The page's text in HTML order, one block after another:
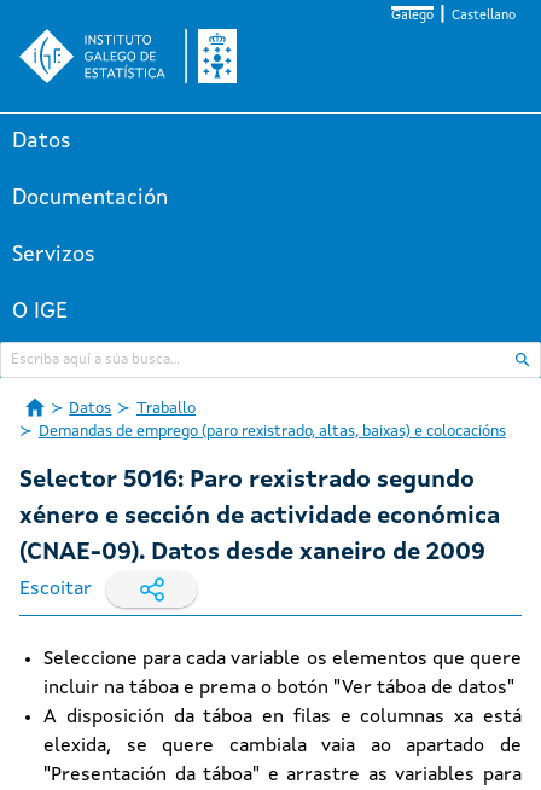
Galego Castellano
Datos
Documentación
Servizos
O IGE
Datos
Traballo
Demandas de emprego (paro rexistrado, altas, baixas) e colocacións
Selector 5016: Paro rexistrado segundo
xénero e sección de actividade económica
(CNAE-09). Datos desde xaneiro de 2009
Escoitar
Seleccione para cada variable os elementos que quere
incluir na táboa e prema o botón "Ver táboa de datos"
A disposición da táboa en filas e columnas xa está
elexida, se quere cambiala vaia ao apartado de
"Presentación da táboa" e arrastre as variables para